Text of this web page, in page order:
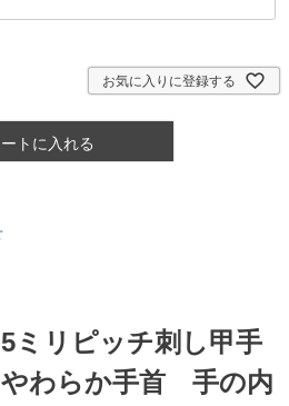
お気に入りに登録する
トに入れる
ミリピッチ刺し甲手
やわらか手首 手の内